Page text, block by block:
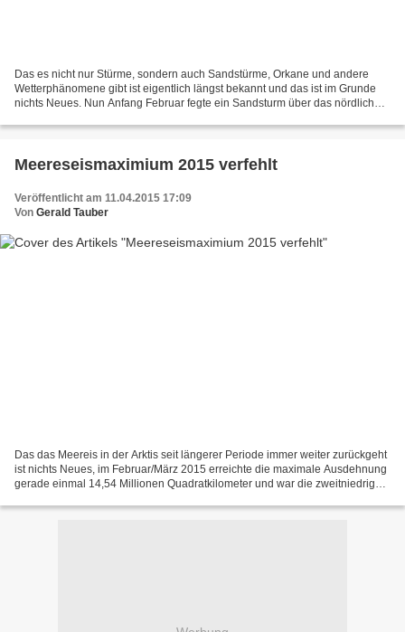
Das es nicht nur Stürme, sondern auch Sandstürme, Orkane und andere
Wetterphänomene gibt ist eigentlich längst bekannt und das ist im Grunde
nichts Neues. Nun Anfang Februar fegte ein Sandsturm über das nördliche
Meereseismaximium 2015 verfehlt
Veröffentlicht am 11.04.2015 17:09
Von Gerald Tauber
Das das Meereis in der Arktis seit längerer Periode immer weiter zurückgeht
ist nichts Neues, im Februar/März 2015 erreichte die maximale Ausdehnung
gerade einmal 14,54 Millionen Quadratkilometer und war die zweitniedrigste